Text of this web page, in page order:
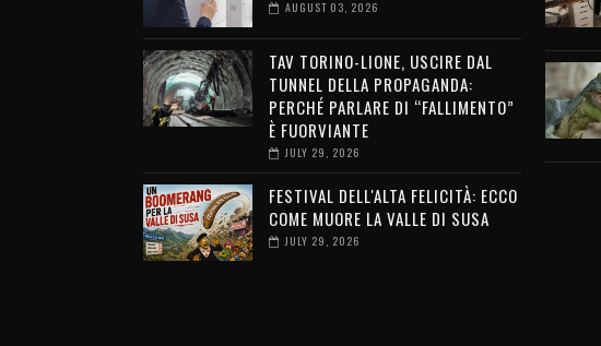
AUGUST 03, 2026
TAV TORINO-LIONE, USCIRE DAL
TUNNEL DELLA PROPAGANDA:
PERCHÉ PARLARE DI “FALLIMENTO”
È FUORVIANTE
JULY 29, 2026
FESTIVAL DELL'ALTA FELICITÀ: ECCO
COME MUORE LA VALLE DI SUSA
JULY 29, 2026